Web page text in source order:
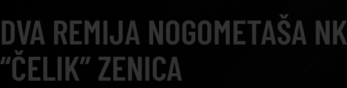
DVA REMIJA NOGOMETAŠA NK
“ČELIK” ZENICA